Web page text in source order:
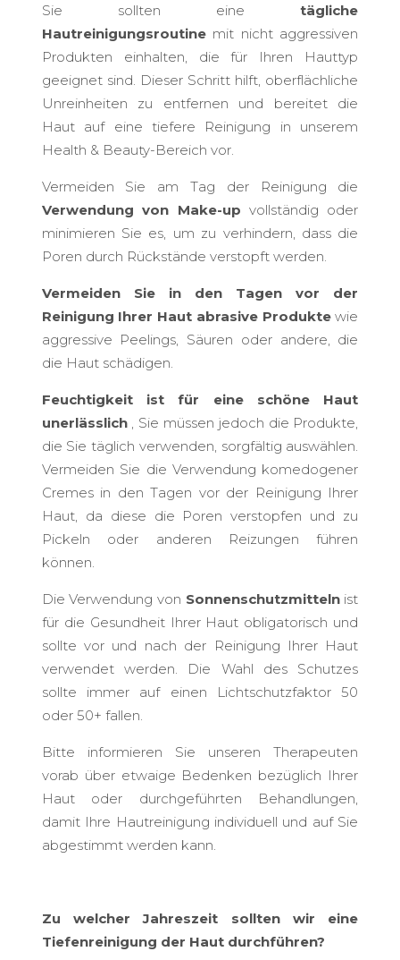
Sie sollten einetägliche
Hautreinigungsroutinemit nicht aggressiven
Produkten einhalten, die für Ihren Hauttyp
geeignet sind. Dieser Schritt hilft, oberflächliche
Unreinheiten zu entfernen und bereitet die
Haut auf eine tiefere Reinigung in unserem
Health & Beauty-Bereich vor.
Vermeiden Sie am Tag der Reinigung die
Verwendung von Make-up vollständig oder
minimieren Sie es, um zu verhindern, dass die
Poren durch Rückstände verstopft werden.
Vermeiden Sie in den Tagen vor der
Reinigung Ihrer Haut abrasive Produktewie
aggressive Peelings, Säuren oder andere, die
die Haut schädigen.
Feuchtigkeit ist für eine schöne Haut
unerlässlich, Sie müssen jedoch die Produkte,
die Sie täglich verwenden, sorgfältig auswählen.
Vermeiden Sie die Verwendung komedogener
Cremes in den Tagen vor der Reinigung Ihrer
Haut, da diese die Poren verstopfen und zu
Pickeln oder anderen Reizungen führen
können.
Die Verwendung von Sonnenschutzmittelnist
für die Gesundheit Ihrer Haut obligatorisch und
sollte vor und nach der Reinigung Ihrer Haut
verwendet werden. Die Wahl des Schutzes
sollte immer auf einen Lichtschutzfaktor 50
oder 50+ fallen.
Bitte informieren Sie unseren Therapeuten
vorab über etwaige Bedenken bezüglich Ihrer
Haut oder durchgeführten Behandlungen,
damit Ihre Hautreinigung individuell und auf Sie
abgestimmt werden kann.
Zu welcher Jahreszeit sollten wir eine
Tiefenreinigung der Haut durchführen?